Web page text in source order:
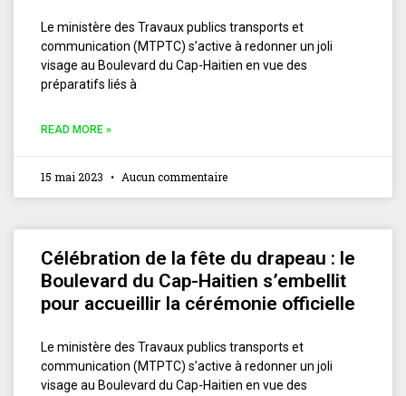
Le ministère des Travaux publics transports et
communication (MTPTC) s’active à redonner un joli
visage au Boulevard du Cap-Haitien en vue des
préparatifs liés à
READ MORE »
15 mai 2023 Aucun commentaire
Célébration de la fête du drapeau : le
Boulevard du Cap-Haitien s’embellit
pour accueillir la cérémonie officielle
Le ministère des Travaux publics transports et
communication (MTPTC) s’active à redonner un joli
visage au Boulevard du Cap-Haitien en vue des